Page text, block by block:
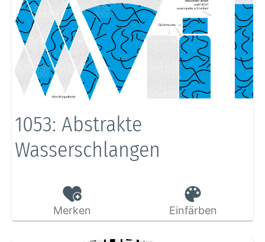
1053: Abstrakte
Wasserschlangen
Merken Einfärben